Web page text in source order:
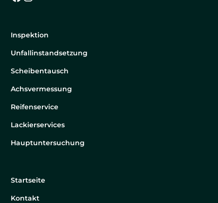
Inspektion
Unfallinstandsetzung
Scheibentausch
Achsvermessung
Reifenservice
Lackierservices
Hauptuntersuchung
Startseite
Kontakt